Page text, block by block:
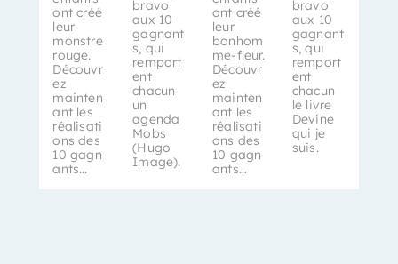
ont créé
leur
monstre
rouge.
Découvr
ez
mainten
ant les
réalisati
ons des
10 gagn
ants…
bravo
aux 10
gagnant
s, qui
remport
ent
chacun
un
agenda
Mobs
(Hugo
Image).
ont créé
leur
bonhom
me-fleur.
Découvr
ez
mainten
ant les
réalisati
ons des
10 gagn
ants…
bravo
aux 10
gagnant
s, qui
remport
ent
chacun
le livre
Devine
qui je
suis.